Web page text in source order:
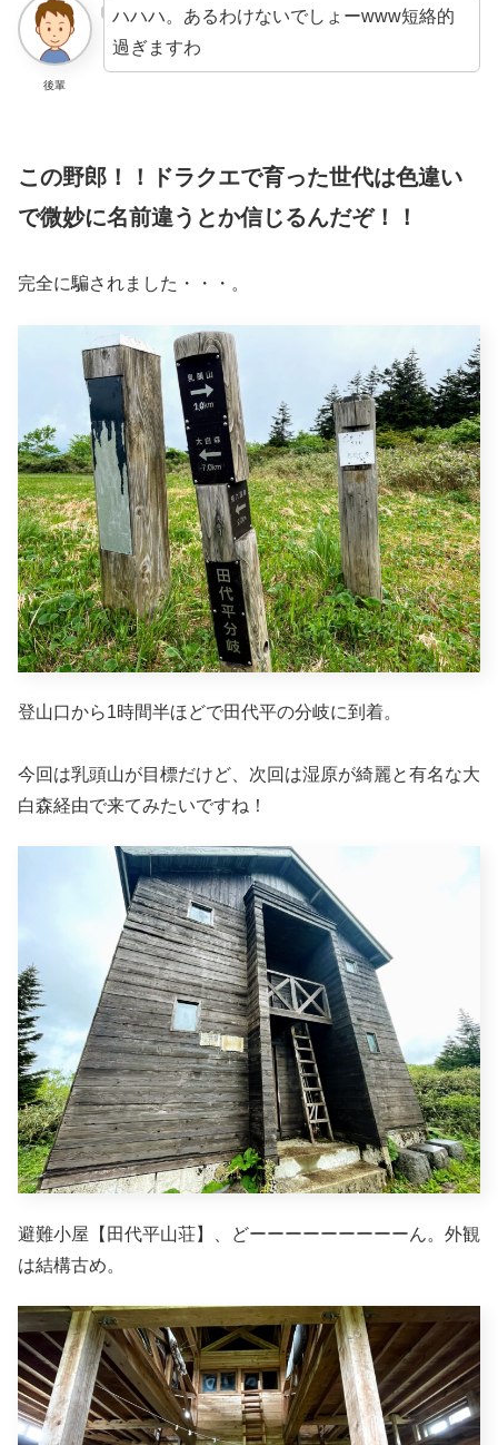
後輩
ハハハ。あるわけないでしょーwww短絡的
過ぎますわ
この野郎！！ドラクエで育った世代は色違い
で微妙に名前違うとか信じるんだぞ！！
完全に騙されました・・・。
登山口から1時間半ほどで田代平の分岐に到着。
今回は乳頭山が目標だけど、次回は湿原が綺麗と有名な大
白森経由で来てみたいですね！
避難小屋【田代平山荘】、どーーーーーーーーーん。外観
は結構古め。